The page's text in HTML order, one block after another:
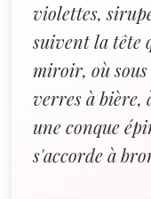
violettes,
suivent la tête
miroir, où
verres à bière,
une conque
s'accorde à